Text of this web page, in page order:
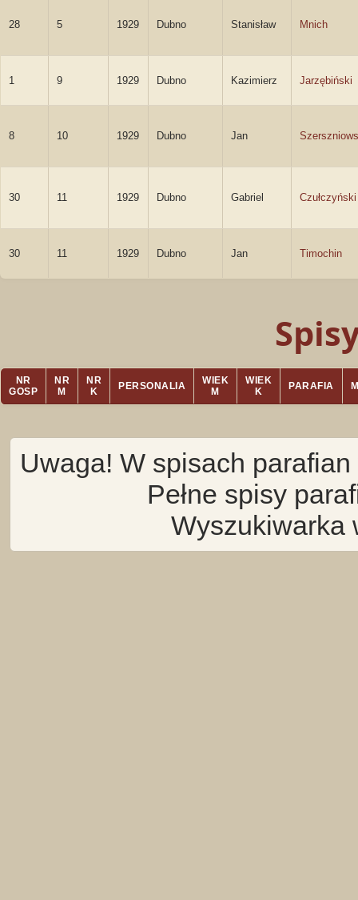
28 5 1929 Dubno Stanisław Mnich
1 9 1929 Dubno Kazimierz Jarzębiński
8 10 1929 Dubno Jan
30 11 1929 Dubno Gabriel Czułczyński
30 11 1929 Dubno Jan Timochin
NR
GOSP
NR
M
NR
K
PERSONALIA
WIEK
M
WIEK
K
PARAFIA
Uwaga! W spisach
Pełne spisy
Wyszukiwarka